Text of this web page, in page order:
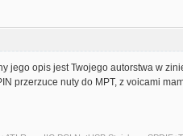
jego opis jest Twojego autorstwa w
przerzuce nuty do MPT, z voicami